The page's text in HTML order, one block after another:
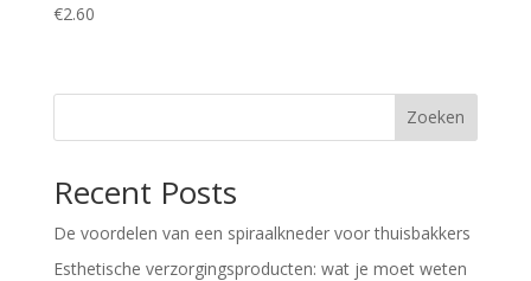
€2.60
Zoeken
Recent Posts
De voordelen van een spiraalkneder voor thuisbakkers
Esthetische verzorgingsproducten: wat je moet weten